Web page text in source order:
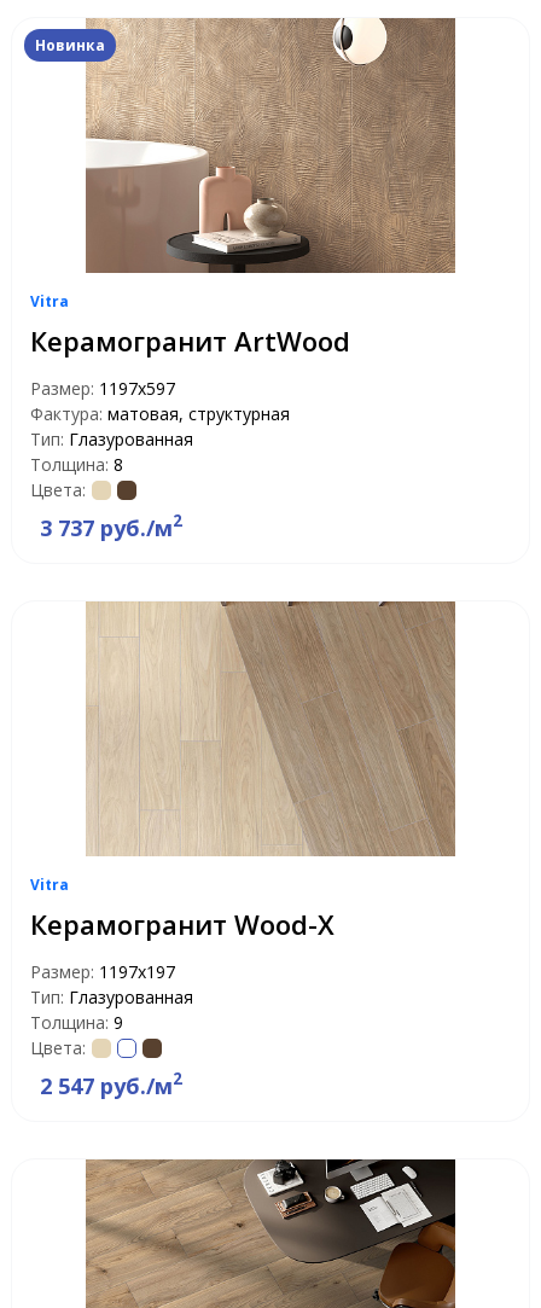
Новинка
Vitra
Керамогранит ArtWood
Размер: 1197х597
Фактура: матовая, структурная
Тип: Глазурованная
Толщина: 8
Цвета:
3 737 руб./м2
Vitra
Керамогранит Wood-X
Размер: 1197х197
Тип: Глазурованная
Толщина: 9
Цвета:
2 547 руб./м2